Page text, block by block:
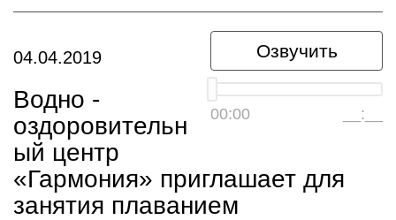
Озвучить
00:00 __:__
04.04.2019
Водно -
оздоровительн
ый центр
«Гармония» приглашает для
занятия плаванием